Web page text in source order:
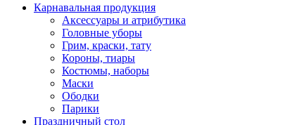
Карнавальная продукция
Аксессуары и атрибутика
Головные уборы
Грим, краски, тату
Короны, тиары
Костюмы, наборы
Маски
Ободки
Парики
Праздничный стол